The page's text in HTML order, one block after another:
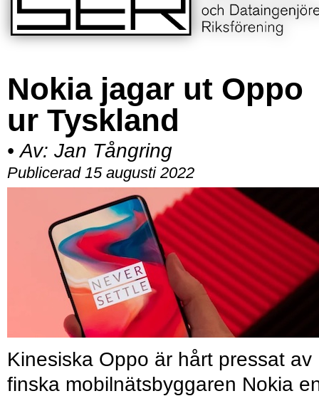
Nokia jagar ut Oppo
ur Tyskland
• Av: Jan Tångring
Publicerad 15 augusti 2022
Kinesiska Oppo är hårt pressat av
finska mobilnätsbyggaren Nokia